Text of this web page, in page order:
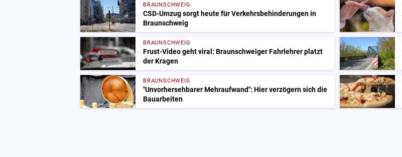
BRAUNSCHWEIG
CSD-Umzug sorgt heute für Verkehrsbehinderungen in
Braunschweig
BRAUNSCHWEIG
Frust-Video geht viral: Braunschweiger Fahrlehrer platzt
der Kragen
BRAUNSCHWEIG
"Unvorhersehbarer Mehraufwand": Hier verzögern sich die
Bauarbeiten